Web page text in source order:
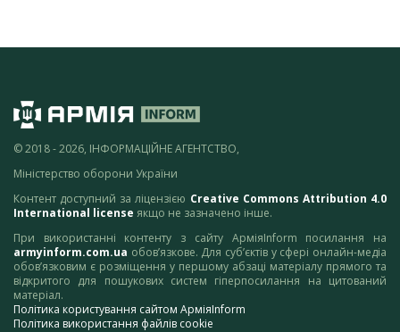
© 2018 - 2026, ІНФОРМАЦІЙНЕ АГЕНТСТВО,
Міністерство оборони України
Контент доступний за ліцензією Creative Commons Attribution 4.0
International license якщо не зазначено інше.
При використанні контенту з сайту АрміяInform посилання на
armyinform.com.ua обов’язкове. Для суб’єктів у сфері онлайн-медіа
обов’язковим є розміщення у першому абзаці матеріалу прямого та
відкритого для пошукових систем гіперпосилання на цитований
матеріал.
Політика користування сайтом АрміяInform
Політика використання файлів cookie